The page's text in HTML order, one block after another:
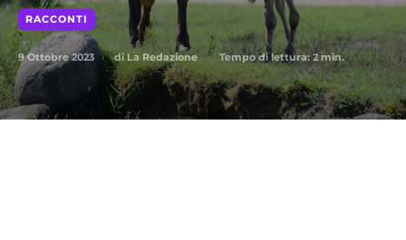
RACCONTI
9 Ottobre 2023 di La Redazione Tempo di lettura:2min.